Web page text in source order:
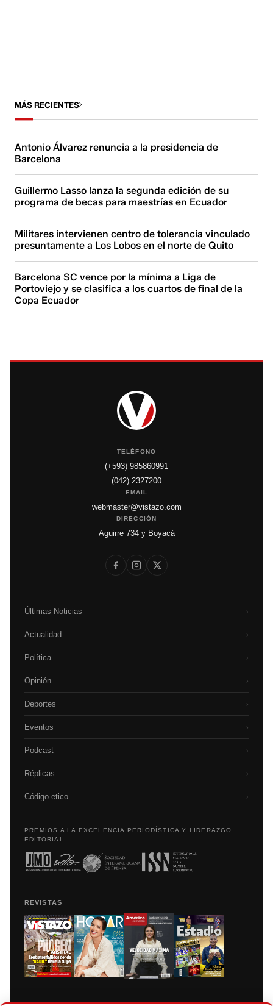
MÁS RECIENTES
Antonio Álvarez renuncia a la presidencia de
Barcelona
Guillermo Lasso lanza la segunda edición de su
programa de becas para maestrías en Ecuador
Militares intervienen centro de tolerancia vinculado
presuntamente a Los Lobos en el norte de Quito
Barcelona SC vence por la mínima a Liga de
Portoviejo y se clasifica a los cuartos de final de la
Copa Ecuador
TELÉFONO
(+593) 985860991
(042) 2327200
EMAIL
webmaster@vistazo.com
DIRECCIÓN
Aguirre 734 y Boyacá
Últimas Noticias ›
Actualidad ›
Política ›
Opinión ›
Deportes ›
Eventos ›
Podcast ›
Réplicas ›
Código etico ›
PREMIOS A LA EXCELENCIA PERIODÍSTICA Y LIDERAZGO
EDITORIAL
REVISTAS